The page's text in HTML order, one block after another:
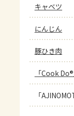
キャベツ
にんじん
豚ひき肉
「Cook
「